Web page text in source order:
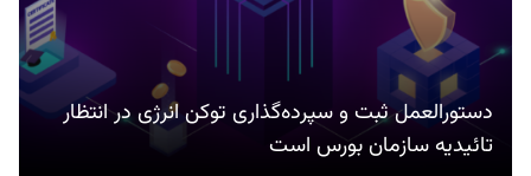
دستورالعمل ثبت و سپرده‌گذاری توکن انرژی در انتظار
تائیدیه سازمان بورس است